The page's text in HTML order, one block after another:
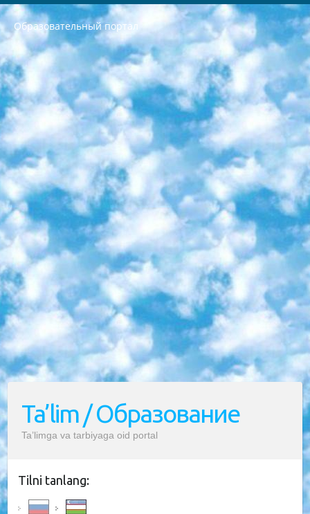
Образовательный портал
РЕСПУБЛИКА УЗБЕКИСТАН МИНИСТРЕРСТВО ДОШКОЛЬНОГО И ШКОЛЬНОГО ОБРАЗОВАНИЯ КОМАНДА в общеобразовательных учреждениях в 2023-2024 учебном году организация и проведение итоговой государственной аттестации обучающихся о Министра дошкольного и школьного образования Республики Узбекистан от 4 марта 2008 года (постановлением Минюста от 20 марта 2008 года № 1778 государственной регистрации) «Итоговое состояние учащихся общего среднего образования на основании положения об утверждении положения об аттестации общего среднего образования выпускной экзамен студентов в образовательных учреждениях в 2023-2024 учебном году В целях организации и прохождения аттестации приказываю: 1. Следующее: перечень предметов, по которым будет проводиться итоговая государственная аттестация и экзамен формы перевода согласно приложению 1; сертификаты международного образца, оценивающие уровень владения иностранными языками перечень согласно приложению 2; 2. Педагогический при специализированных образовательных учреждениях. научно-практический центр квалификации и международной оценки (Д.Давидова) 2024 г. До 25 марта: задания по предметам, по которым будет проводиться итоговая аттестация разработка и утверждение технических условий; итоговая аттестация на основании разработанного предметного задания разработка вопросов по предметам (устно и письменно), экзамен передача; общеобразовательные средние школы и специальные учебные заведения учащиеся выпускных классов школ и интернатов в агентской системе подготовка базы данных экзаменационных материалов и критериев оценки; перевод базы экзаменационных материалов на все языки обучения подать в Республиканский образовательный центр для изготовления; варианты экзаменов на основе разработанных контрольных материалов пусть будут поставлены задачи формирования. 3. Республиканский образовательный центр (Ш.Худайкулов) до 5 апреля 2024 года. до: база данных предоставленных экзаменационных материалов на все языки обучения перевод и экспертиза; для слепых, слабовидящих, глухих, слабослышащих и умственно отсталых детей учащиеся выпускных классов специализированных школ и школ-интернатов база данных экзаменационных материалов на всех преподаваемых языках подготовка критериев оценки; специализированные школы для умственно отсталых детей и технологии для учащихся выпускных классов школ-интернатов разработка соответствующих рекомендаций и критериев проведения ЕГЭ по естествознанию давать задания. 4. Педагогический при специализированных образовательных учреждениях. Научно-практический центр навыков и международной оценки (Д.Давидова), Республика образовательный центр (Худайкулов Ш.) итоговый государственный аттестационный экзамен ориентирован на творческое и логическое мышление при подготовке базы материалов учитывать введение заданий. 5. Следует отметить, что: сертификат государственного образца о знании общеобразовательного предмета и как минимум национальный уровень B1 по предметам на иностранных языках, указанным в Приложении 2. или международно признанный сертификат эквивалентного уровня студенты, изучающие определенный предмет, освобождаются от экзамена; по соответствующим предметам запланирована итоговая государственная аттестация за день до дня, путем жеребьевки Рабочей группой (в письменной форме по предметам, проводимым в форме) из числа сформированных вариантов выбрано 2 варианта; 2 выбранных варианта экзамена анонсированы на официальном сайте министерства и все выпускники по всей стране на основе этих вариантов проводит итоговую государственную аттестацию. 6. Государственное образование учащихся средних общеобразовательных учреждений. знания в соответствии с квалификационными требованиями, которые необходимо приобрести на основании стандартов итоговый (выпускной) контроль для 9 и 11 классов в целях тестирования Экзамены (далее – экзамены) состоят из предметов, перечисленных в приложении 1. будет сделано. 7. Экзамены пройдут с 26 мая по 15 июня 2024 г. (кроме науки физического воспитания). 8. Физическая для учащихся 9 классов общесредних образовательных учреждений. Экзамены по предмету «Образование, квалификация медицина» 1-6 мая 2024 года. сотрудники перевести под присмотр (с отклонениями в физическом или умственном развитии) специализированная школа для детей, школы-интернаты и со сколиозом школы-интернаты санаторного типа для больных детей исключены). 9. Он был слепым, слабовидящим и имел нарушения опорно-двигательного аппарата. экзамены в специализированных школах и интернатах для детей должны проводиться исходя из требований, предъявляемых к общеобразовательным учреждениям (физкультура кроме науки). 10. Специализированная школа для глухих и слабослышащих детей. и экзамены в интернатах и быть реализован в виде письменного теста по математике. 11. Специальность для умственно отсталых детей. Для 9 класса Родной язык и литературное письмо Государственный язык (язык обучения – узбекский). для неклассов) написано Математическое письмо Письменная/устная история Узбекистана Физическое воспитание практично Итоговый контроль Для 11 класса Написание родного языка и литературы (эссе) Математическое письмо Узбекский язык (обучение на узбекском языке) не посещающее общее среднее образование для учреждений)/Образовательное учреждение выбор письменный и устный Иностранный язык письменный/устный Письменная/устная история Узбекистана *По выбору студента:  Химия  Физика  Основы государственного права  География 10 бесплатных образовательных ресурсов - Мы составили подборку онлайн-проектов с интерактивными упражнениями, видеолекциями и статьями. Они помогут вам обрести новые и освежить старые знания бесплатно. 1. «ИНТУИТ» Старейшая образовательная площадка Рунета. Здесь вы найдёте сотни текстовых и видеокурсов на десятки различных тем — от программирования до психологии. Многие курсы подготовлены российскими университетами и крупными международными компаниями вроде Intel и Microsoft. Самостоятельное обучение бесплатное, но желающие могут оплатить услуги персональных наставников. 2. «Смартия» знакомит с актуальными профессиями и подсказывает, как им обучаться. Выбрав заинтересовавшую вас специальность — SMM-специалист, фотограф, веб-дизайнер или другую, — увидите список необходимых для неё умений. Чтобы вы могли освоить их самостоятельно, для каждого умения площадка отображает подборку ссылок на учебные материалы. Хотя «Смартия» ориентируется на русскоязычную аудиторию, часть контента всё же доступна только на английском. 3. «Лекторий Физтеха» Проект Московского физико-технического института (Физтеха). С его помощью вы можете смотреть онлайн серии лекций, записанные на видео в этом вузе. В числе доступных предметов — физика, биология, химия, информационные технологии и другие. К некоторым лекциям администрация ресурса прилагает готовые конспекты, которые можно скачивать в PDF-формате. 4. ITMOcourses Онлайн-площадка Санкт-Петербургского национального исследовательского университета информационных технологий, механики и оптики (ИТМО). Ресурс предоставляет свободный доступ к курсам, разработанным в этом вузе. Каталог материалов разбит на четыре категории: «Оптические системы и технологии», «Приборостроение и робототехника», «Информационные технологии» и «Биотехнологии». Курсы состоят из видеолекций, интерактивных демонстраций и заданий. 5. «КиберЛенинка» Электронная научная библиотека открытого доступа. Каталог площадки регулярно обрастает текстами статей из различных научных изданий. Сгруппированные по журналам и рубрикам публикации можно читать онлайн или скачивать целиком в PDF-формате. Проект нацелен на популяризацию науки за счёт открытого доступа к качественной информации. 6. «ПостНаука» На этом ресурсе публикуют подборки видеолекций, составленные экспертами из разных отраслей и объединённые общими темами. Среди них, к примеру, есть серии «Биоинформатика и геномика», «Культура средневековой Скандинавии» и Cinema Studies о теории кино. Каждая подборка лекций — логически связанная история, рассказанная экспертом от первого лица. Кроме того, на сайте появляются научно-образовательные статьи и тесты на разные темы. 7. «Newочём» Команда проекта «Newочём» отбирает самые интересные тексты из англоязычных СМИ и переводит те из них, за которые голосуют участники сообщества «ВКонтакте». По большей части это научно-популярные статьи. Редакторы придумывают лишь заголовки, в остальном содержание переводов соответствует оригиналам. Полные тексты можно читать прямо в социальной сети. 8. InternetUrok Онлайн-база материалов по основным дисциплинам школьной программы. Информация на сайте структурирована по классам, предметам и темам (урокам). Каждый урок состоит из видеолекций и конспектов. Есть также интерактивные тренажёры и тесты для закрепления пройденного материала. Даже если вы давно окончили школу, возможность повторить программу старших классов всегда может пригодиться. 9. Edutainme Ещё один ресурс об образовании. В отличие от Newtonew, как мне кажется, Edutainme больше ориентируется на представителей индустрии: педагогов, предпринимателей, разработчиков образовательных проектов. Но и любой, кто просто стремится к саморазвитию, найдёт на сайте много полезного и интересного для себя. Например, информацию о новых курсах и образовательных сервисах. 10. Newtonew Онлайн-медиа об образовании и обучении в широком смысле. Авторы Newtonew пишут об инструментах, заведениях, тактиках и стратегиях, которые помогают учить других и получать новые знания самостоятельно. На этой площадке вы найдёте новости, обзоры, аналитические мат
Ta’lim / Образование
Ta’limga va tarbiyaga oid portal
Tilni tanlang: